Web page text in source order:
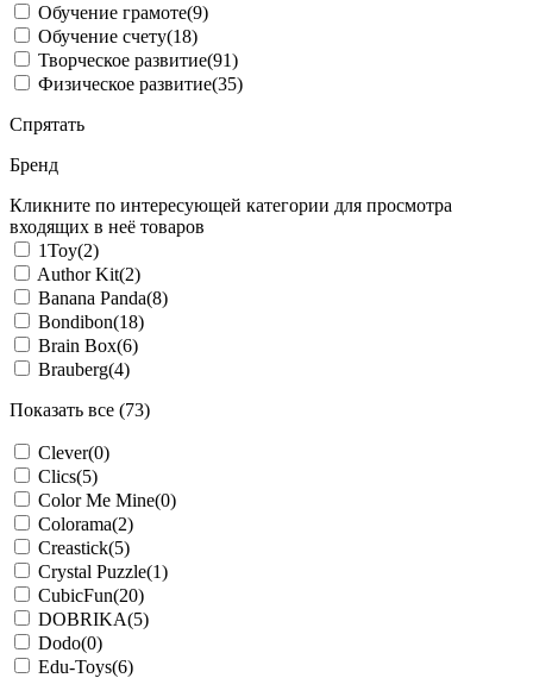
Обучение грамоте(9)
Обучение счету(18)
Творческое развитие(91)
Физическое развитие(35)
Спрятать
Бренд
Кликните по интересующей категории для просмотра
входящих в неё товаров
1Toy(2)
Author Kit(2)
Banana Panda(8)
Bondibon(18)
Brain Box(6)
Brauberg(4)
Показать все (73)
Clever(0)
Clics(5)
Color Me Mine(0)
Colorama(2)
Creastick(5)
Crystal Puzzle(1)
CubicFun(20)
DOBRIKA(5)
Dodo(0)
Edu-Toys(6)